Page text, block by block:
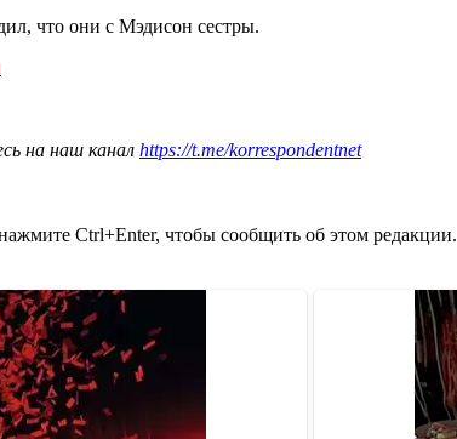
что они с Мэдисон сестры.
на наш канал https://t.me/korrespondentnet
Ctrl+Enter, чтобы сообщить об этом редакции.